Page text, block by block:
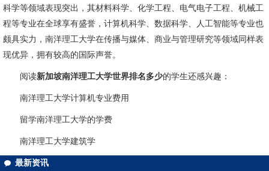
科学等领域表现突出，其材料科学、化学工程、电气电子工程、机械工
程等专业在全球享有盛誉，计算机科学、数据科学、人工智能等专业也
颇具实力，南洋理工大学在传播与媒体、商业与管理研究等领域同样表
现优异，拥有较高的国际声誉。
阅读新加坡南洋理工大学世界排名多少的学生还感兴趣：
南洋理工大学计算机专业费用
留学南洋理工大学的学费
南洋理工大学建筑学
最新资讯